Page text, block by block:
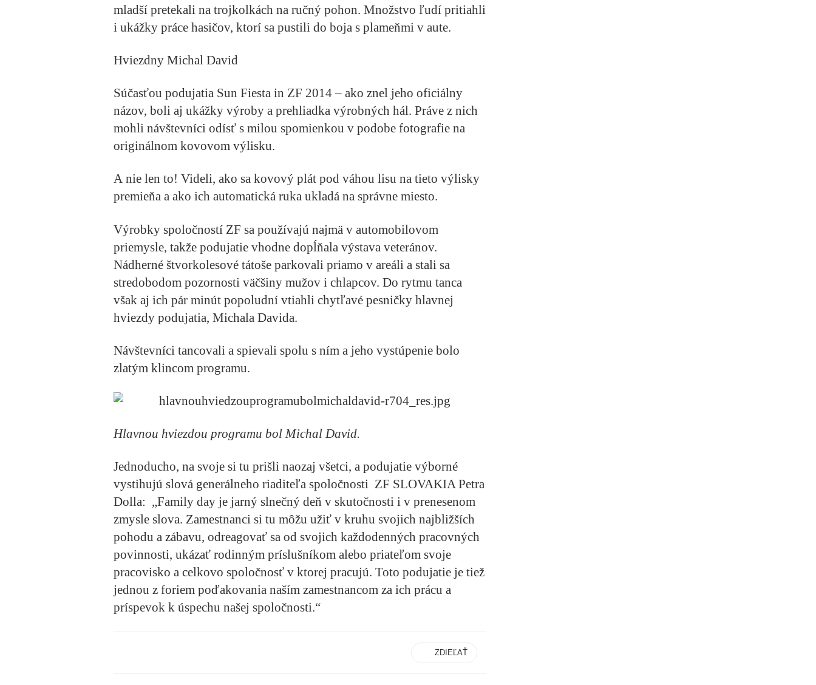
mladší pretekali na trojkolkách na ručný pohon. Množstvo ľudí pritiahli
i ukážky práce hasičov, ktorí sa pustili do boja s plameňmi v aute.
Hviezdny Michal David
Súčasťou podujatia Sun Fiesta in ZF 2014 – ako znel jeho oficiálny
názov, boli aj ukážky výroby a prehliadka výrobných hál. Práve z nich
mohli návštevníci odísť s milou spomienkou v podobe fotografie na
originálnom kovovom výlisku.
A nie len to! Videli, ako sa kovový plát pod váhou lisu na tieto výlisky
premieňa a ako ich automatická ruka ukladá na správne miesto.
Výrobky spoločností ZF sa používajú najmä v automobilovom
priemysle, takže podujatie vhodne dopĺňala výstava veteránov.
Nádherné štvorkolesové tátoše parkovali priamo v areáli a stali sa
stredobodom pozornosti väčšiny mužov i chlapcov. Do rytmu tanca
však aj ich pár minút popoludní vtiahli chytľavé pesničky hlavnej
hviezdy podujatia, Michala Davida.
Návštevníci tancovali a spievali spolu s ním a jeho vystúpenie bolo
zlatým klincom programu.
Hlavnou hviezdou programu bol Michal David.
Jednoducho, na svoje si tu prišli naozaj všetci, a podujatie výborné
vystihujú slová generálneho riaditeľa spoločnosti ZF SLOVAKIA Petra
Dolla: „Family day je jarný slnečný deň v skutočnosti i v prenesenom
zmysle slova. Zamestnanci si tu môžu užiť v kruhu svojich najbližších
pohodu a zábavu, odreagovať sa od svojich každodenných pracovných
povinnosti, ukázať rodinným príslušníkom alebo priateľom svoje
pracovisko a celkovo spoločnosť v ktorej pracujú. Toto podujatie je tiež
jednou z foriem poďakovania naším zamestnancom za ich prácu a
príspevok k úspechu našej spoločnosti.“
ZDIEĽAŤ